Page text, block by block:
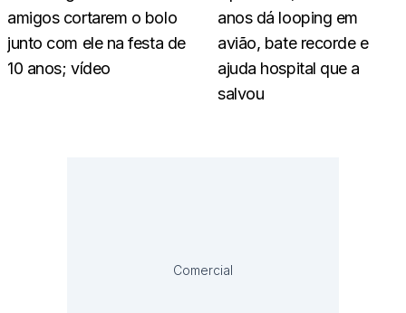
amigos cortarem o bolo
junto com ele na festa de
10 anos; vídeo
anos dá looping em
avião, bate recorde e
ajuda hospital que a
salvou
Comercial